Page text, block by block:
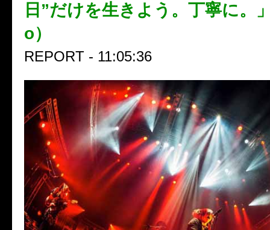
日”だけを生きよう。丁寧に。
o）
REPORT - 11:05:36